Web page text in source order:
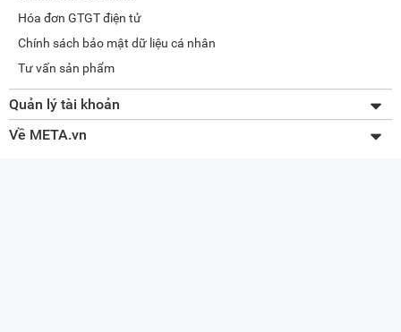
Hóa đơn GTGT điện tử
Chính sách bảo mật dữ liệu cá nhân
Tư vấn sản phẩm
Quản lý tài khoản
Thay đổi thông tin
Về META.vn